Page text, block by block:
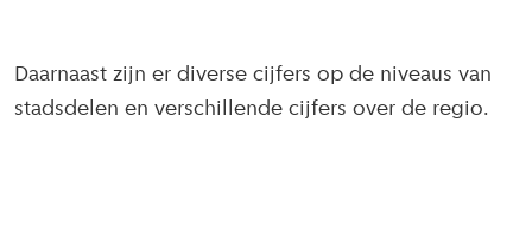
Daarnaast zijn er diverse cijfers op de niveaus van
stadsdelen en verschillende cijfers over de regio.